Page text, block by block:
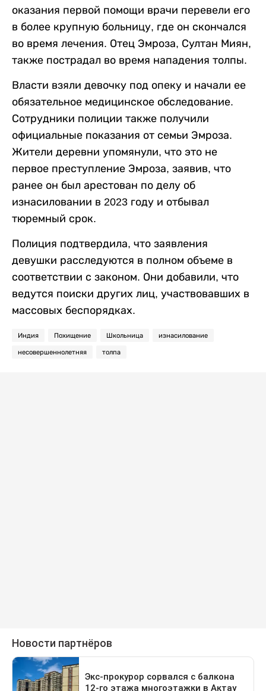
оказания первой помощи врачи перевели его
в более крупную больницу, где он скончался
во время лечения. Отец Эмроза, Султан Миян,
также пострадал во время нападения толпы.
Власти взяли девочку под опеку и начали ее
обязательное медицинское обследование.
Сотрудники полиции также получили
официальные показания от семьи Эмроза.
Жители деревни упомянули, что это не
первое преступление Эмроза, заявив, что
ранее он был арестован по делу об
изнасиловании в 2023 году и отбывал
тюремный срок.
Полиция подтвердила, что заявления
девушки расследуются в полном объеме в
соответствии с законом. Они добавили, что
ведутся поиски других лиц, участвовавших в
массовых беспорядках.
Индия Похищение Школьница изнасилование
несовершеннолетняя толпа